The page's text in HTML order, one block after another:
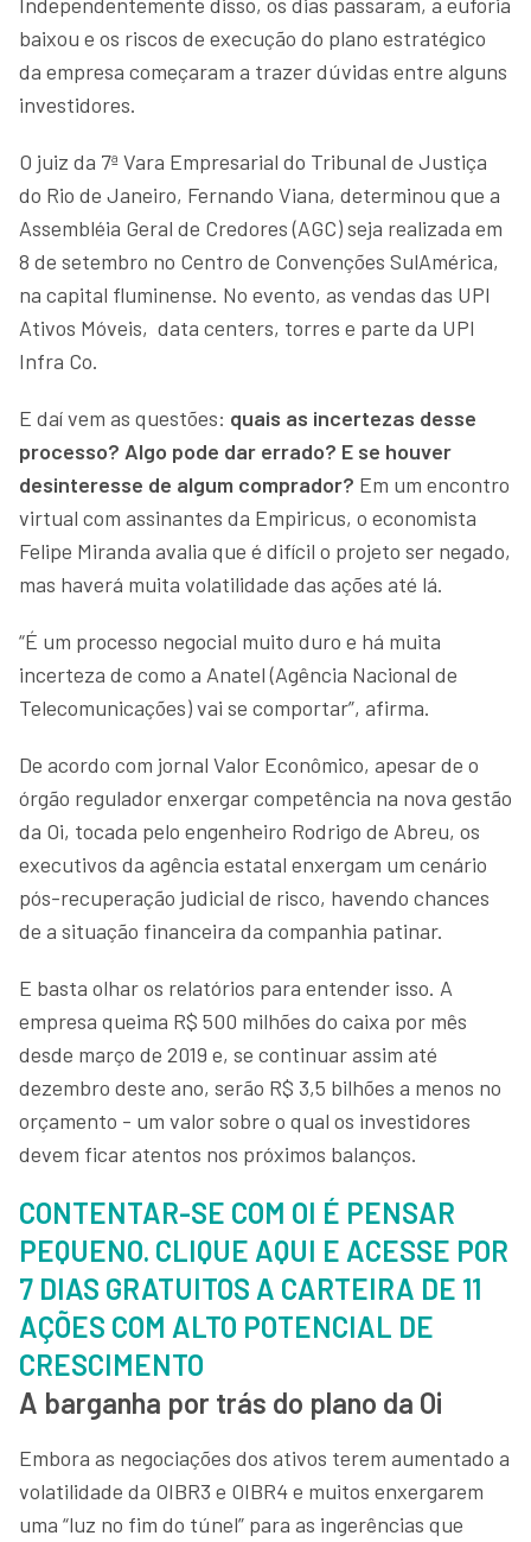
baixou e os riscos de execução do plano estratégico
da empresa começaram a trazer dúvidas entre alguns
investidores.
O juiz da 7ª Vara Empresarial do Tribunal de Justiça
do Rio de Janeiro, Fernando Viana, determinou que a
Assembléia Geral de Credores (AGC) seja realizada em
8 de setembro no Centro de Convenções SulAmérica,
na capital fluminense. No evento, as vendas das UPI
Ativos Móveis, data centers, torres e parte da UPI
Infra Co.
E daí vem as questões: quais as incertezas desse
processo? Algo pode dar errado? E se houver
desinteresse de algum comprador? Em um encontro
virtual com assinantes da Empiricus, o economista
Felipe Miranda avalia que é difícil o projeto ser negado,
mas haverá muita volatilidade das ações até lá.
“É um processo negocial muito duro e há muita
incerteza de como a Anatel (Agência Nacional de
Telecomunicações) vai se comportar”, afirma.
De acordo com jornal Valor Econômico, apesar de o
órgão regulador enxergar competência na nova gestão
da Oi, tocada pelo engenheiro Rodrigo de Abreu, os
executivos da agência estatal enxergam um cenário
pós-recuperação judicial de risco, havendo chances
de a situação financeira da companhia patinar.
E basta olhar os relatórios para entender isso. A
empresa queima R$ 500 milhões do caixa por mês
desde março de 2019 e, se continuar assim até
dezembro deste ano, serão R$ 3,5 bilhões a menos no
orçamento - um valor sobre o qual os investidores
devem ficar atentos nos próximos balanços.
CONTENTAR-SE COM OI É PENSAR
PEQUENO. CLIQUE AQUI E ACESSE POR
7 DIAS GRATUITOS A CARTEIRA DE 11
AÇÕES COM ALTO POTENCIAL DE
CRESCIMENTO
A barganha por trás do plano da Oi
Embora as negociações dos ativos terem aumentado a
volatilidade da OIBR3 e OIBR4 e muitos enxergarem
uma “luz no fim do túnel” para as ingerências que